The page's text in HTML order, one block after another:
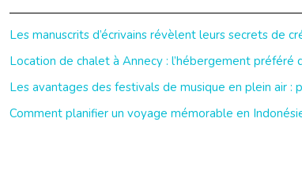
Les manuscrits d’écrivains révèlent leurs secrets de
Location de chalet à Annecy : l’hébergement préféré
Les avantages des festivals de musique en plein air
Comment planifier un voyage mémorable en